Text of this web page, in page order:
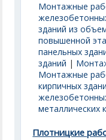
Монтажные
зданий из
повышенной
панельных
зданий |
Монтажные
кирпичных
металлических
Плотницкие